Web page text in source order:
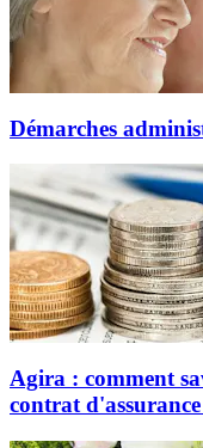
Démarches
Agira : comment
contrat